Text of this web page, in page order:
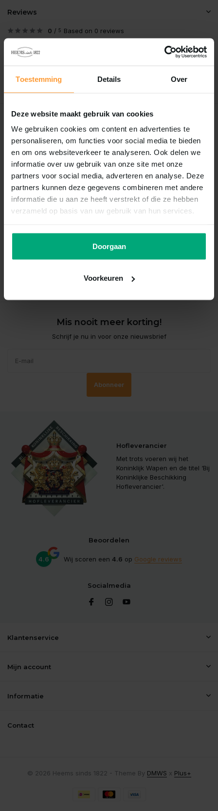
Toestemming Details Over
Deze website maakt gebruik van cookies
We gebruiken cookies om content en advertenties te
personaliseren, om functies voor social media te bieden
en om ons websiteverkeer te analyseren. Ook delen we
informatie over uw gebruik van onze site met onze
partners voor social media, adverteren en analyse. Deze
partners kunnen deze gegevens combineren met andere
informatie die u aan ze heeft verstrekt of die ze hebben
verzameld op basis van uw gebruik van hun services.
Doorgaan
Voorkeuren
Reviews
0 / 5 Based on 0 reviews
Er zijn nog geen reviews geschreven over dit product..
Schrijf je eigen review
Mis nooit meer korting!
Schrijf je nu in voor onze nieuwsbrief
Abonneer
Hofleverancier
Met trots voeren wij het
Koninklijk Wapen en de titel ‘Bij
Koninklijke Beschikking
Hofleverancier'.
Beoordelen
4.6 Wij scoren een 4.6 op Google reviews
Socialmedia
Klantenservice
Mijn account
Informatie
Contact
© 2026 Heems sinds 1822 - Theme By DMWS x Plus+